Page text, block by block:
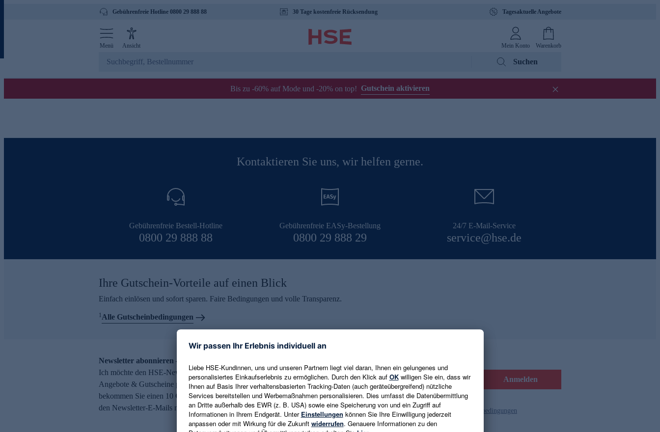
Gebührenfreie Hotline 0800 29 888 88 30 Tage kostenfreie Rücksendung Tagesaktuelle Angebote
Menü Ansicht Mein Konto Warenkorb
Suchen
Bis zu -60% auf Mode und -20% on top! Gutschein aktivieren
Kontaktieren Sie uns, wir helfen gerne.
Gebührenfreie Bestell-Hotline
0800 29 888 88
Gebührenfreie EASy-Bestellung
0800 29 888 29
24/7 E-Mail-Service
service@hse.de
Ihre Gutschein-Vorteile auf einen Blick
Einfach einlösen und sofort sparen. Faire Bedingungen und volle Transparenz.
1Alle Gutscheinbedingungen
Newsletter abonnieren – 10 € Gutschein erhalten
Ich möchte den HSE-Newsletter abonnieren und aktuelle Trends,
Angebote & Gutscheine per E-Mail erhalten. Als Dankeschön
bekommen Sie einen 10 € Gutschein. Eine Abmeldung ist jederzeit in
den Newsletter-E-Mails möglich.
E-Mail-Adresse eingeben Anmelden
Es gelten die Datenschutzrichtlinien und die Gutscheinbedingungen